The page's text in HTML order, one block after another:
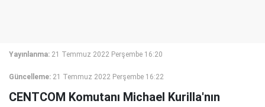
Yayınlanma: 21 Temmuz 2022 Perşembe 16:20
Güncelleme: 21 Temmuz 2022 Perşembe 16:22
CENTCOM Komutanı Michael Kurilla'nın